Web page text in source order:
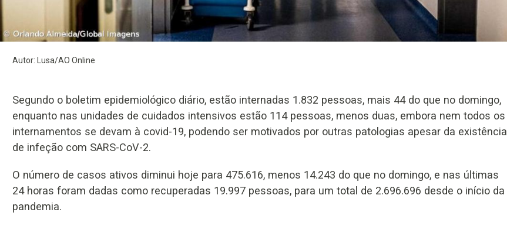
Autor: Lusa/AO Online
Segundo o boletim epidemiológico diário, estão internadas 1.832 pessoas, mais 44 do que no domingo,
enquanto nas unidades de cuidados intensivos estão 114 pessoas, menos duas, embora nem todos os
internamentos se devam à covid-19, podendo ser motivados por outras patologias apesar da existência
de infeção com SARS-CoV-2.
O número de casos ativos diminui hoje para 475.616, menos 14.243 do que no domingo, e nas últimas
24 horas foram dadas como recuperadas 19.997 pessoas, para um total de 2.696.696 desde o início da
pandemia.